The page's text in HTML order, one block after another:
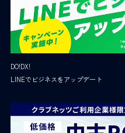
DO!DX!
LINEでビジネスをアップデート